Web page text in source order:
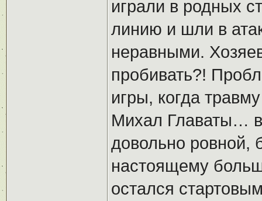
играли в родных
линию и шли в
неравными.
пробивать?!
игры, когда
Михал Главаты…
довольно ровной,
настоящему
остался